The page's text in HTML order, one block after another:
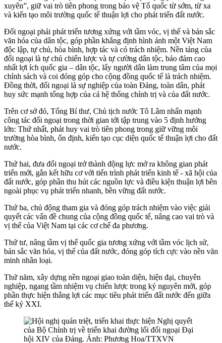
xuyên”, giữ vai trò tiên phong trong bảo vệ Tổ quốc từ sớm, từ xa
và kiến tạo môi trường quốc tế thuận lợi cho phát triển đất nước.
Đối ngoại phải phát triển tương xứng với tầm vóc, vị thế và bản sắc
văn hóa của dân tộc, góp phần khẳng định hình ảnh một Việt Nam
độc lập, tự chủ, hòa bình, hợp tác và có trách nhiệm. Nền tảng của
đối ngoại là tự chủ chiến lược và tự cường dân tộc, bảo đảm cao
nhất lợi ích quốc gia – dân tộc, lấy người dân làm trung tâm của mọi
chính sách và coi đóng góp cho cộng đồng quốc tế là trách nhiệm.
Đồng thời, đối ngoại là sự nghiệp của toàn Đảng, toàn dân, phát
huy sức mạnh tổng hợp của cả hệ thống chính trị và của đất nước.
Trên cơ sở đó, Tổng Bí thư, Chủ tịch nước Tô Lâm nhấn mạnh
công tác đối ngoại trong thời gian tới tập trung vào 5 định hướng
lớn: Thứ nhất, phát huy vai trò tiên phong trong giữ vững môi
trường hòa bình, ổn định, kiến tạo cục diện quốc tế thuận lợi cho đất
nước.
Thứ hai, đưa đối ngoại trở thành động lực mở ra không gian phát
triển mới, gắn kết hữu cơ với tiến trình phát triển kinh tế - xã hội của
đất nước, góp phần thu hút các nguồn lực và điều kiện thuận lợi bên
ngoài phục vụ phát triển nhanh, bền vững đất nước.
Thứ ba, chủ động tham gia và đóng góp trách nhiệm vào việc giải
quyết các vấn đề chung của cộng đồng quốc tế, nâng cao vai trò và
vị thế của Việt Nam tại các cơ chế đa phương.
Thứ tư, nâng tầm vị thế quốc gia tương xứng với tầm vóc lịch sử,
bản sắc văn hóa, vị thế của đất nước, đóng góp tích cực vào nền văn
minh nhân loại.
Thứ năm, xây dựng nền ngoại giao toàn diện, hiện đại, chuyên
nghiệp, ngang tầm nhiệm vụ chiến lược trong kỷ nguyên mới, góp
phần thực hiện thắng lợi các mục tiêu phát triển đất nước đến giữa
thế kỷ XXI.